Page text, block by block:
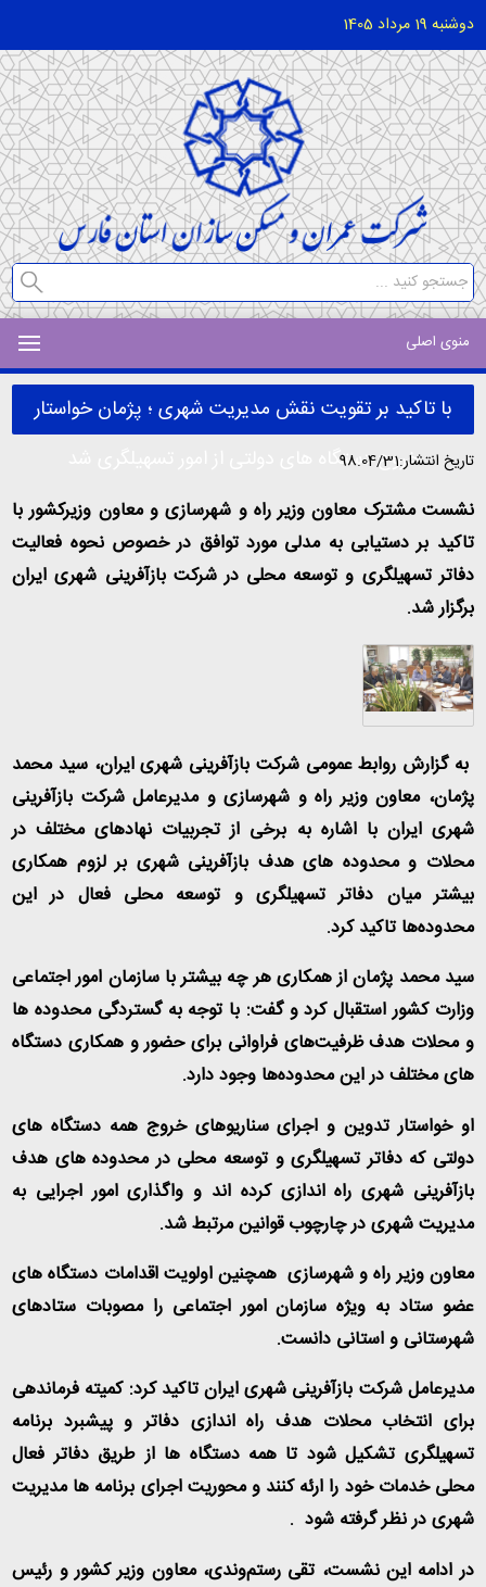
دوشنبه 19 مرداد 1405
منوی اصلی
با تاکید بر تقویت نقش مدیریت شهری ؛ پژمان خواستار
خروج دستگاه های دولتی از امور تسهیلگری شدتاریخ انتشار:98.04/31
نشست مشترک معاون وزیر راه و شهرسازی و معاون وزیرکشور با
تاکید بر دستیابی به مدلی مورد توافق در خصوص نحوه فعالیت
دفاتر تسهیلگری و توسعه محلی در شرکت بازآفرینی شهری ایران
برگزار شد.
به گزارش روابط عمومی شرکت بازآفرینی شهری ایران، سید محمد
پژمان، معاون وزیر راه و شهرسازی و مدیرعامل شرکت بازآفرینی
شهری ایران با اشاره به برخی از تجربیات نهادهای مختلف در
محلات و محدوده های هدف بازآفرینی شهری بر لزوم همکاری
بیشتر میان دفاتر تسهیلگری و توسعه محلی فعال در این
محدوده‌ها تاکید کرد.
سید محمد پژمان از همکاری هر چه بیشتر با سازمان امور اجتماعی
وزارت کشور استقبال کرد و گفت: با توجه به گستردگی محدوده ها
و محلات هدف ظرفیت‌های فراوانی برای حضور و همکاری دستگاه
های مختلف در این محدوده‌ها وجود دارد.
او خواستار تدوین و اجرای سناریوهای خروج همه دستگاه های
دولتی که دفاتر تسهیلگری و توسعه محلی در محدوده های هدف
بازآفرینی شهری راه اندازی کرده اند و واگذاری امور اجرایی به
مدیریت شهری در چارچوب قوانین مرتبط شد.
معاون وزیر راه و شهرسازی همچنین اولویت اقدامات دستگاه های
عضو ستاد به ویژه سازمان امور اجتماعی را مصوبات ستادهای
شهرستانی و استانی دانست.
مدیرعامل شرکت بازآفرینی شهری ایران تاکید کرد: کمیته فرماندهی
برای انتخاب محلات هدف راه اندازی دفاتر و پیشبرد برنامه
تسهیلگری تشکیل شود تا همه دستگاه ها از طریق دفاتر فعال
محلی خدمات خود را ارئه کنند و محوریت اجرای برنامه ها مدیریت
شهری در نظر گرفته شود .
در ادامه این نشست، تقی رستم‌وندی، معاون وزیر کشور و رئیس